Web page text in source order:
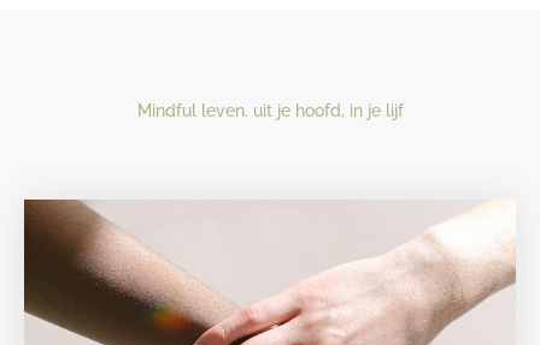
Mindful leven. uit je hoofd, in je lijf